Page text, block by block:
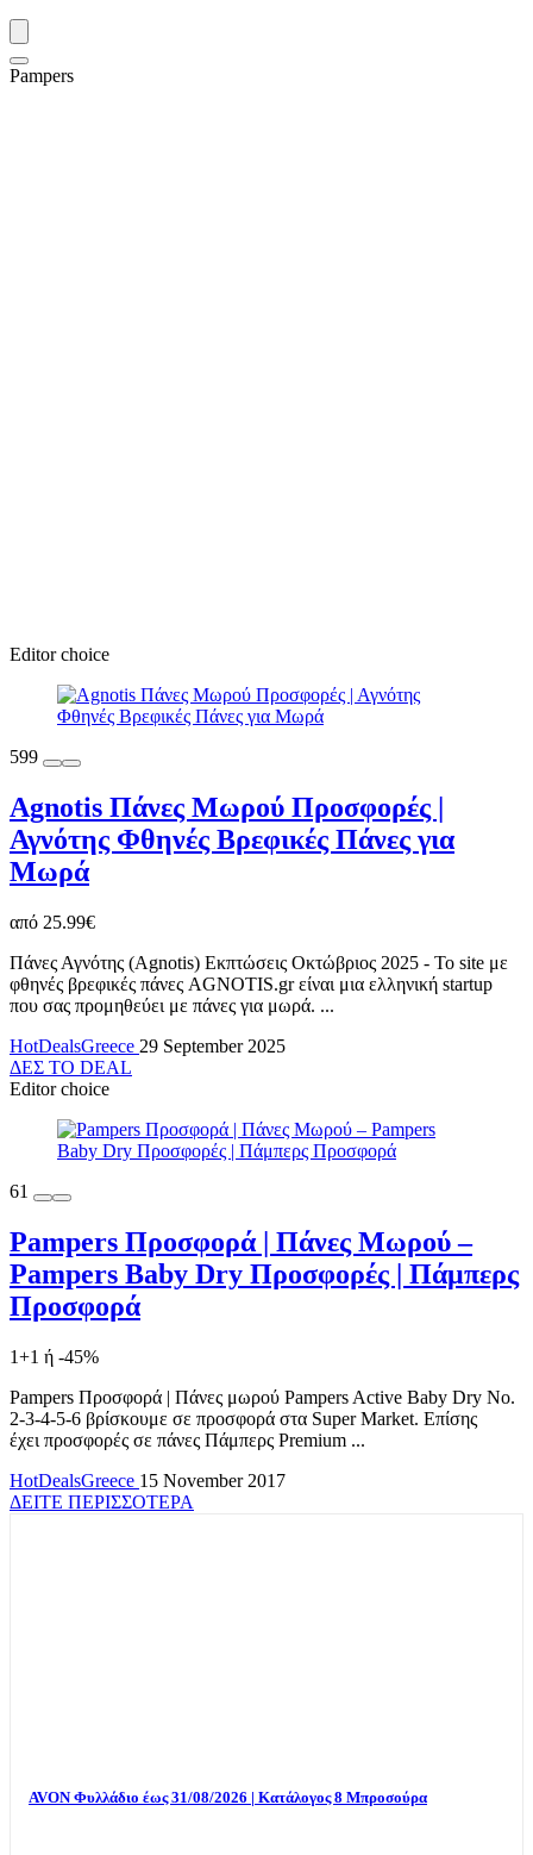
Pampers
Editor choice
599
Agnotis Πάνες Μωρού Προσφορές |
Αγνότης Φθηνές Βρεφικές Πάνες για
Μωρά
από 25.99€
Πάνες Αγνότης (Agnotis) Εκπτώσεις Οκτώβριος 2025 - To site με
φθηνές βρεφικές πάνες AGNOTIS.gr είναι μια ελληνική startup
που σας προμηθεύει με πάνες για μωρά. ...
HotDealsGreece 29 September 2025
ΔΕΣ ΤΟ DEAL
Editor choice
61
Pampers Προσφορά | Πάνες Μωρού –
Pampers Baby Dry Προσφορές | Πάμπερς
Προσφορά
1+1 ή -45%
Pampers Προσφορά | Πάνες μωρού Pampers Active Baby Dry No.
2-3-4-5-6 βρίσκουμε σε προσφορά στα Super Market. Επίσης
έχει προσφορές σε πάνες Πάμπερς Premium ...
HotDealsGreece 15 November 2017
ΔΕΙΤΕ ΠΕΡΙΣΣΟΤΕΡΑ
AVON Φυλλάδιο έως 31/08/2026 | Κατάλογος 8 Μπροσούρα